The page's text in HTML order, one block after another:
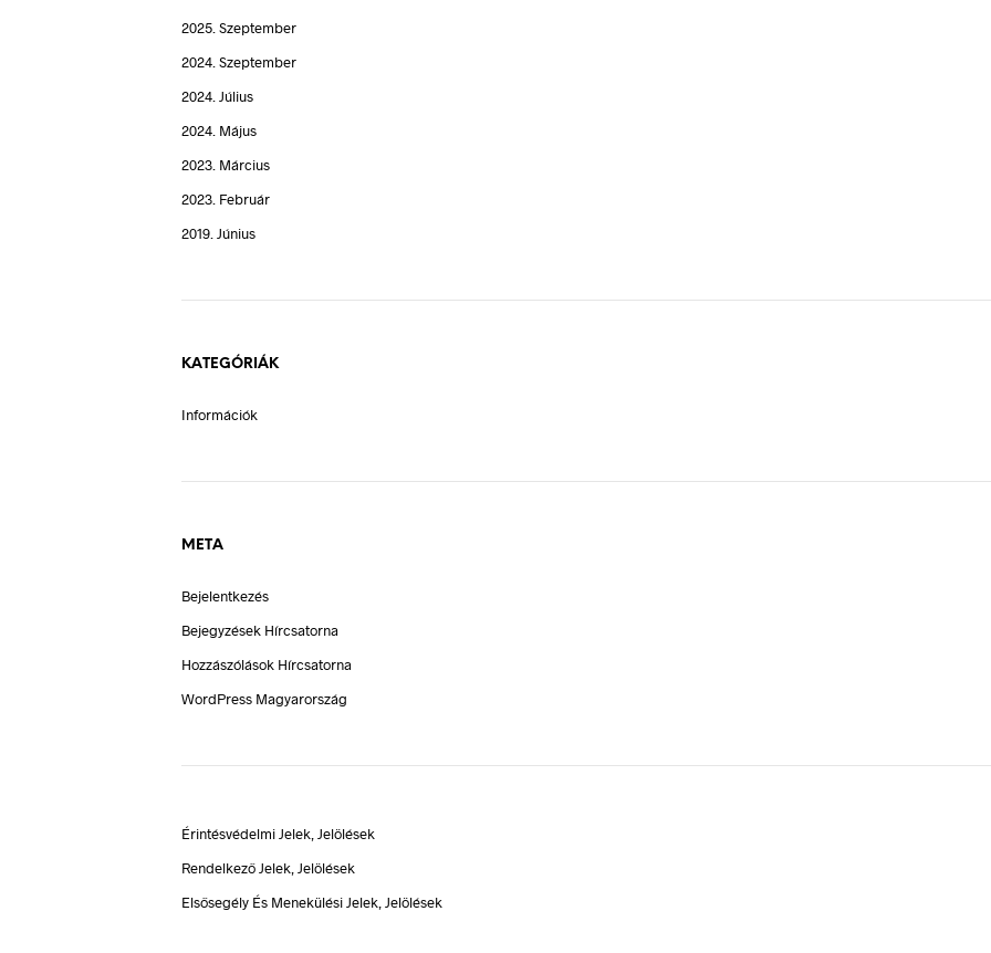
2025. Szeptember
2024. Szeptember
2024. Július
2024. Május
2023. Március
2023. Február
2019. Június
KATEGÓRIÁK
Információk
META
Bejelentkezés
Bejegyzések Hírcsatorna
Hozzászólások Hírcsatorna
WordPress Magyarország
Érintésvédelmi Jelek, Jelölések
Rendelkező Jelek, Jelölések
Elsősegély És Menekülési Jelek, Jelölések